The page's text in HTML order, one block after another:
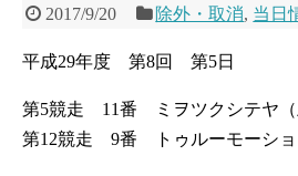
2017/9/20 除外・取消, 当日
平成29年度 第8回 第5日
第5競走 11番 ミヲツクシテヤ（
第12競走 9番 トゥルーモーショ